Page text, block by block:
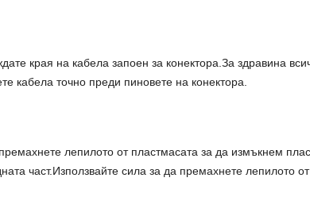
края на кабела запоен за конектора.За здравина
кабела точно преди пиновете на конектора.
лепилото от пластмасата за да измъкнем
част.Използвайте сила за да премахнете лепилото